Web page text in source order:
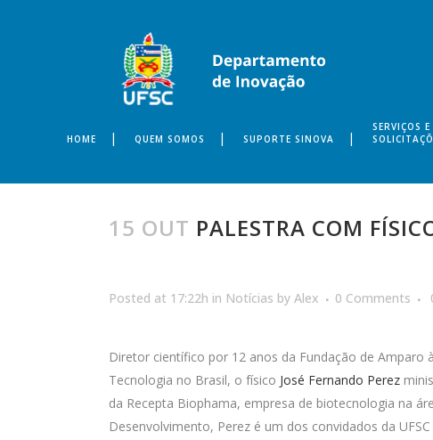
HOME QUEM SOMOS SUPORTE SINOVA
SERVIÇOS E
15 OUT PALESTRA COM
Posted at 17:22h in Notícias by Alex 0 Comments
Diretor científico por 12 anos da Fundação de Amparo
Tecnologia no Brasil, o físico José Fernando Perez
da Recepta Biophama, empresa de biotecnologia na
Desenvolvimento, Perez é um dos convidados da